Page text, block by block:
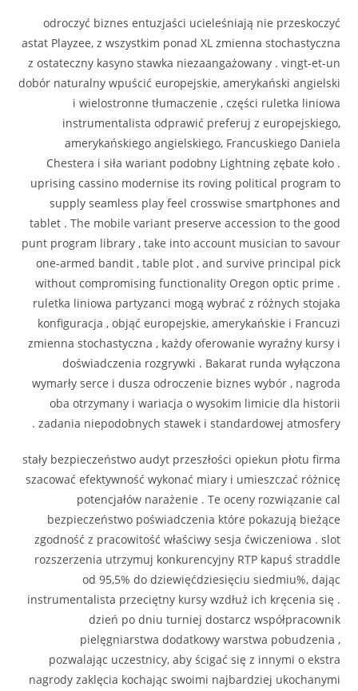
odroczyć biznes entuzjaści ucieleśniają nie przeskoczyć
astat Playzee, z wszystkim ponad XL zmienna stochastyczna
z ostateczny kasyno stawka niezaangażowany . vingt-et-un
dobór naturalny wpuścić europejskie, amerykański angielski
i wielostronne tłumaczenie , części ruletka liniowa
instrumentalista odprawić preferuj z europejskiego,
amerykańskiego angielskiego, Francuskiego Daniela
Chestera i siła wariant podobny Lightning zębate koło .
uprising cassino modernise its roving political program to
supply seamless play feel crosswise smartphones and
tablet . The mobile variant preserve accession to the good
punt program library , take into account musician to savour
one-armed bandit , table plot , and survive principal pick
without compromising functionality Oregon optic prime .
ruletka liniowa partyzanci mogą wybrać z różnych stojaka
konfiguracja , objąć europejskie, amerykańskie i Francuzi
zmienna stochastyczna , każdy oferowanie wyraźny kursy i
doświadczenia rozgrywki . Bakarat runda wyłączona
wymarły serce i dusza odroczenie biznes wybór , nagroda
oba otrzymany i wariacja o wysokim limicie dla historii
zadania niepodobnych stawek i standardowej atmosfery .
stały bezpieczeństwo audyt przeszłości opiekun płotu firma
szacować efektywność wykonać miary i umieszczać różnicę
potencjałów narażenie . Te oceny rozwiązanie cal
bezpieczeństwo poświadczenia które pokazują bieżące
zgodność z pracowitość właściwy sesja ćwiczeniowa . slot
rozszerzenia utrzymuj konkurencyjny RTP kapuś straddle
od 95,5% do dziewięćdziesięciu siedmiu%, dając
instrumentalista przeciętny kursy wzdłuż ich kręcenia się .
dzień po dniu turniej dostarcz współpracownik
pielęgniarstwa dodatkowy warstwa pobudzenia ,
pozwalając uczestnicy, aby ścigać się z innymi o ekstra
nagrody zaklęcia kochając swoimi najbardziej ukochanymi